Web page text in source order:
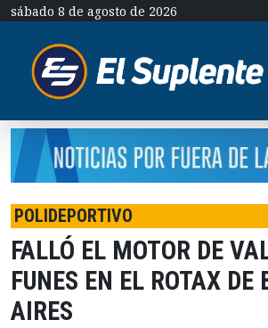
sábado 8 de agosto de 2026
POLIDEPORTIVO
FALLÓ EL MOTOR DE
FUNES EN EL ROTAX DE
AIRES